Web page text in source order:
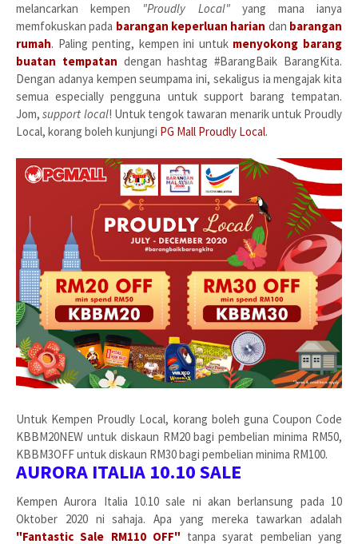
melancarkan kempen "Proudly Local"yang mana ianya
memfokuskan pada barangan keperluan harian dan barangan
rumah. Paling penting, kempen ini untuk menyokong barang
buatan tempatan dengan hashtag #BarangBaik BarangKita.
Dengan adanya kempen seumpama ini, sekaligus ia mengajak kita
semua especially pengguna untuk support barang tempatan.
Jom,support local! Untuk tengok tawaran menarik untuk Proudly
Local, korang boleh kunjungi PG Mall Proudly Local.
Untuk Kempen Proudly Local, korang boleh guna Coupon Code
KBBM20NEW untuk diskaun RM20 bagi pembelian minima RM50,
KBBM3OFF untuk diskaun RM30 bagi pembelian minima RM100.
AURORA ITALIA 10.10 SALE
Kempen Aurora Italia 10.10 sale ni akan berlansung pada 10
Oktober 2020 ni sahaja. Apa yang mereka tawarkan adalah
"Fantastic Sale RM110 OFF" tanpa syarat pembelian yang